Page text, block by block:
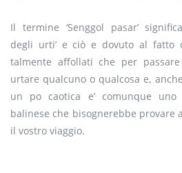
Il termine ‘Senggol pasar’
degli urti’ e ciò e dovuto al fatto
talmente affollati che per
urtare qualcuno o qualcosa e,
un po caotica e’ comunque
balinese che bisognerebbe provare
il vostro viaggio.